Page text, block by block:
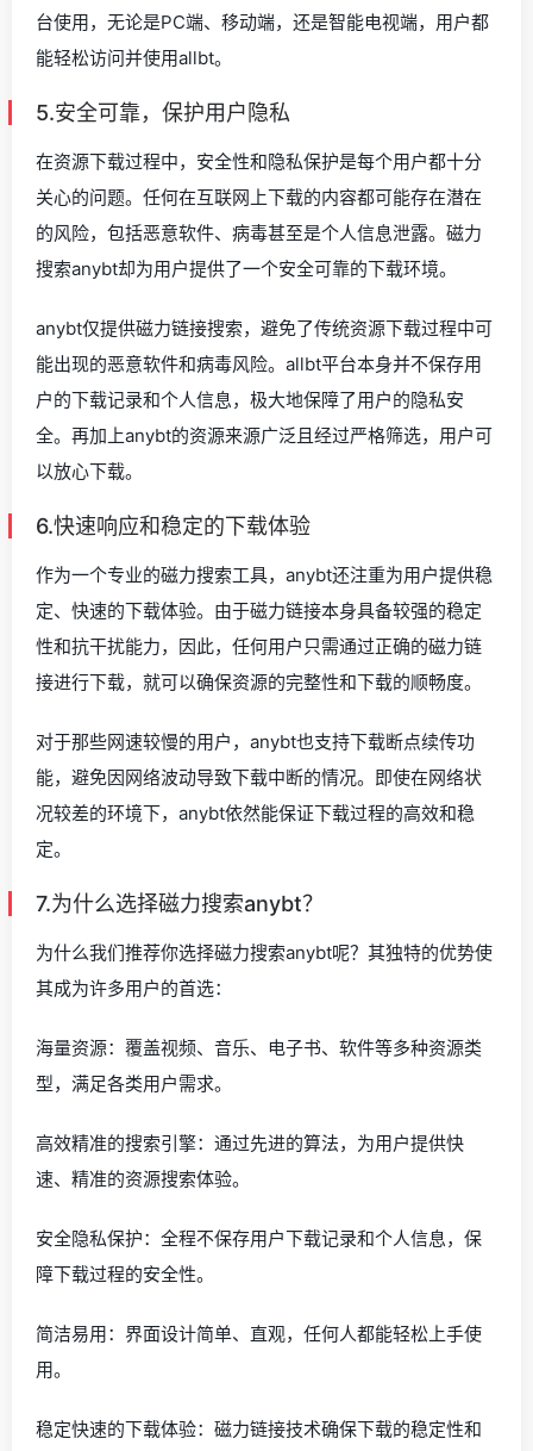
台使用，无论是PC端、移动端，还是智能电视端，用户都
能轻松访问并使用allbt。
5.安全可靠，保护用户隐私
在资源下载过程中，安全性和隐私保护是每个用户都十分
关心的问题。任何在互联网上下载的内容都可能存在潜在
的风险，包括恶意软件、病毒甚至是个人信息泄露。磁力
搜索anybt却为用户提供了一个安全可靠的下载环境。
anybt仅提供磁力链接搜索，避免了传统资源下载过程中可
能出现的恶意软件和病毒风险。allbt平台本身并不保存用
户的下载记录和个人信息，极大地保障了用户的隐私安
全。再加上anybt的资源来源广泛且经过严格筛选，用户可
以放心下载。
6.快速响应和稳定的下载体验
作为一个专业的磁力搜索工具，anybt还注重为用户提供稳
定、快速的下载体验。由于磁力链接本身具备较强的稳定
性和抗干扰能力，因此，任何用户只需通过正确的磁力链
接进行下载，就可以确保资源的完整性和下载的顺畅度。
对于那些网速较慢的用户，anybt也支持下载断点续传功
能，避免因网络波动导致下载中断的情况。即使在网络状
况较差的环境下，anybt依然能保证下载过程的高效和稳
定。
7.为什么选择磁力搜索anybt？
为什么我们推荐你选择磁力搜索anybt呢？其独特的优势使
其成为许多用户的首选：
海量资源：覆盖视频、音乐、电子书、软件等多种资源类
型，满足各类用户需求。
高效精准的搜索引擎：通过先进的算法，为用户提供快
速、精准的资源搜索体验。
安全隐私保护：全程不保存用户下载记录和个人信息，保
障下载过程的安全性。
简洁易用：界面设计简单、直观，任何人都能轻松上手使
用。
稳定快速的下载体验：磁力链接技术确保下载的稳定性和